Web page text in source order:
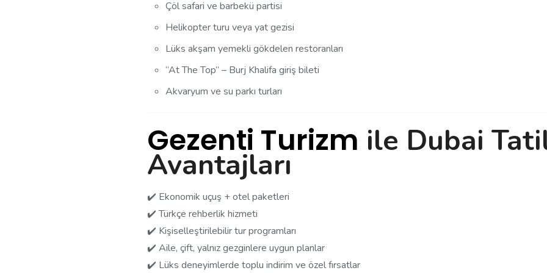
Çöl safari ve barbekü partisi
Helikopter turu veya yat gezisi
Lüks akşam yemekli gökdelen restoranları
“At The Top” – Burj Khalifa giriş bileti
Akvaryum ve su parkı turları
Gezenti Turizm ile Dubai
Avantajları
✔️ Ekonomik uçuş + otel paketleri
✔️ Türkçe rehberlik hizmeti
✔️ Kişiselleştirilebilir tur programları
✔️ Aile, çift, yalnız gezginlere uygun planlar
✔️ Lüks deneyimlerde toplu indirim ve özel fırsatlar